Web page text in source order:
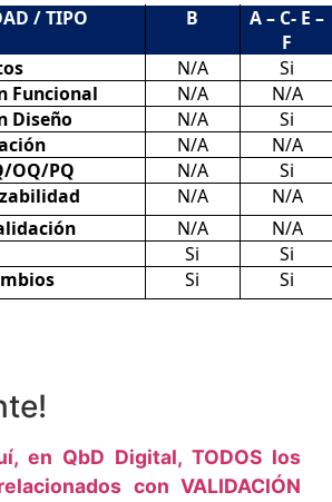
/ TIPO B
A – C- E –
F
N/A
Si
Funcional
N/A
N/A
Diseño
N/A
Si
N/A
N/A
OQ/PQ
N/A
Si
N/A
N/A
N/A
N/A
Si
Si
Si Si
en QbD Digital, TODOS los
con VALIDACIÓN